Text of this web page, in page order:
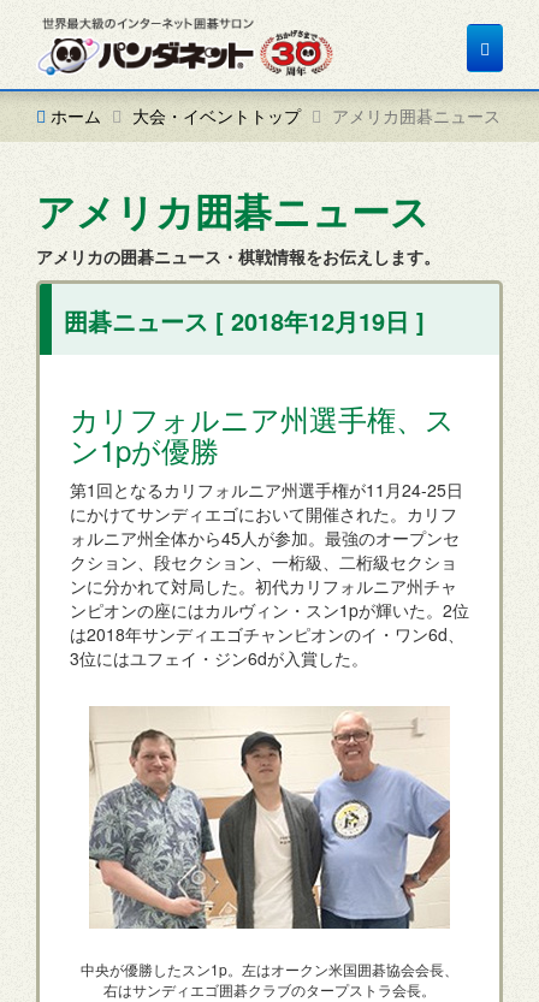
Toggle
ホーム
大会・イベントトップ アメリカ囲碁ニュース
アメリカ囲碁ニュース
アメリカの囲碁ニュース・棋戦情報をお伝えします。
囲碁ニュース [ 2018年12月19日 ]
カリフォルニア州選手権、ス
ン1pが優勝
第1回となるカリフォルニア州選手権が11月24-25日
にかけてサンディエゴにおいて開催された。カリフ
ォルニア州全体から45人が参加。最強のオープンセ
クション、段セクション、一桁級、二桁級セクショ
ンに分かれて対局した。初代カリフォルニア州チャ
ンピオンの座にはカルヴィン・スン1pが輝いた。2位
は2018年サンディエゴチャンピオンのイ・ワン6d、
3位にはユフェイ・ジン6dが入賞した。
中央が優勝したスン1p。左はオークン米国囲碁協会会長、
右はサンディエゴ囲碁クラブのタープストラ会長。